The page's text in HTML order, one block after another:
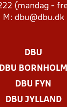
(mandag -
M: dbu@dbu.dk
DBU
DBU BORNHOLM
DBU FYN
DBU JYLLAND